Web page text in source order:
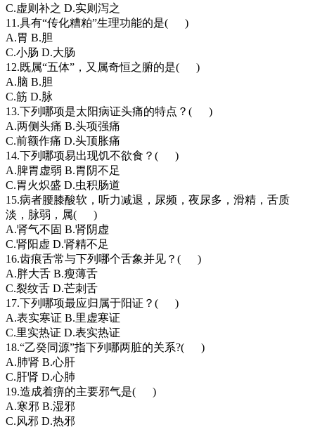
C.虚则补之 D.实则泻之
11.具有“传化糟粕”生理功能的是( )
A.胃 B.胆
C.小肠 D.大肠
12.既属“五体”，又属奇恒之腑的是( )
A.脑 B.胆
C.筋 D.脉
13.下列哪项是太阳病证头痛的特点？( )
A.两侧头痛 B.头项强痛
C.前额作痛 D.头顶胀痛
14.下列哪项易出现饥不欲食？( )
A.脾胃虚弱 B.胃阴不足
C.胃火炽盛 D.虫积肠道
15.病者腰膝酸软，听力减退，尿频，夜尿多，滑精，舌质
淡，脉弱，属( )
A.肾气不固 B.肾阴虚
C.肾阳虚 D.肾精不足
16.齿痕舌常与下列哪个舌象并见？( )
A.胖大舌 B.瘦薄舌
C.裂纹舌 D.芒刺舌
17.下列哪项最应归属于阳证？( )
A.表实寒证 B.里虚寒证
C.里实热证 D.表实热证
18.“乙癸同源”指下列哪两脏的关系?( )
A.肺肾 B.心肝
C.肝肾 D.心肺
19.造成着痹的主要邪气是( )
A.寒邪 B.湿邪
C.风邪 D.热邪